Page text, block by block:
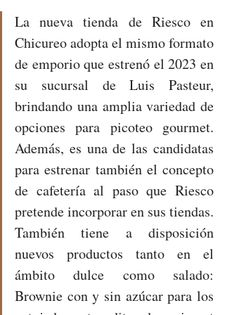
La nueva tienda de Riesco en
Chicureo adopta el mismo formato
de emporio que estrenó el 2023 en
su sucursal de Luis Pasteur,
brindando una amplia variedad de
opciones para picoteo gourmet.
Además, es una de las candidatas
para estrenar también el concepto
de cafetería al paso que Riesco
pretende incorporar en sus tiendas.
También tiene a disposición
nuevos productos tanto en el
ámbito dulce como salado:
Brownie con y sin azúcar para los